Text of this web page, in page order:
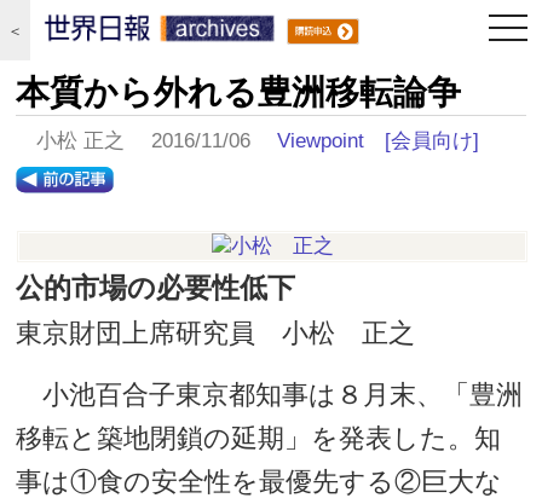
＜
本質から外れる豊洲移転論争
小松 正之 2016/11/06Viewpoint [会員向け]
公的市場の必要性低下
東京財団上席研究員 小松 正之
小池百合子東京都知事は８月末、「豊洲
移転と築地閉鎖の延期」を発表した。知
事は①食の安全性を最優先する②巨大な